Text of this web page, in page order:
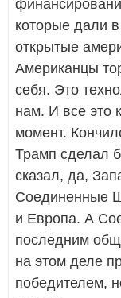
которые дали
открытые
Американцы
себя. Это
нам. И все это
момент.
Трамп сделал
сказал, да,
Соединенные
и Европа. А
последним
на этом деле
победителем,